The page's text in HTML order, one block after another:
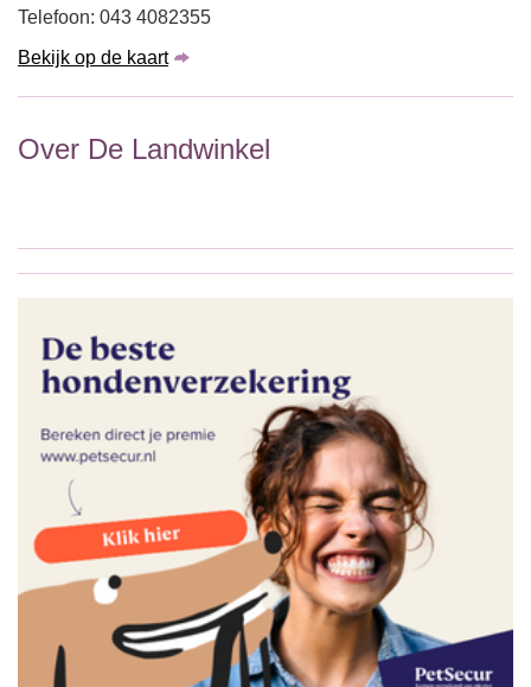
Telefoon: 043 4082355
Bekijk op de kaart
Over De Landwinkel